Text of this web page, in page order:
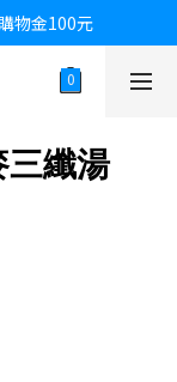
物金100元
三纖湯